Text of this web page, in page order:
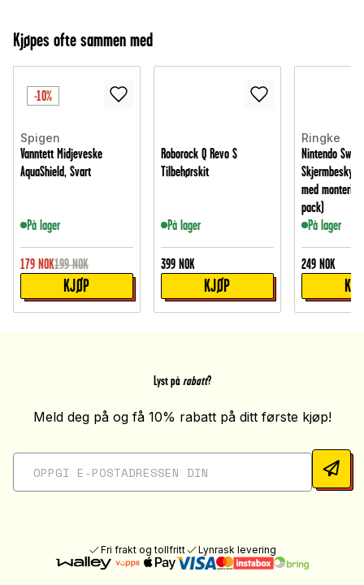
Kjøpes ofte sammen med
-10%
Spigen
Vanntett Midjeveske
AquaShield, Svart
På lager
179 NOK199 NOK
KJØP
Roborock Q Revo S
Tilbehørskit
På lager
399 NOK
KJØP
Ringke
Nintendo
med
pack)
På lager
249 NOK
Lyst på rabatt?
Meld deg på og få 10% rabatt på ditt første kjøp!
Fri frakt og tollfritt Lynrask levering